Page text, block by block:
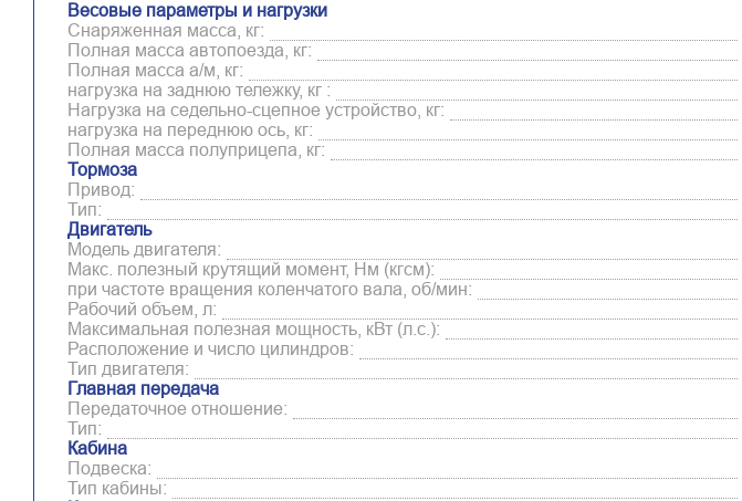
Весовые параметры и нагрузки
Снаряженная масса, кг:
Полная масса автопоезда, кг:
Полная масса а/м, кг:
нагрузка на заднюю тележку, кг :
Нагрузка на седельно-сцепное устройство, кг:
нагрузка на переднюю ось, кг:
Полная масса полуприцепа, кг:
Тормоза
Привод:
Тип:
Двигатель
Модель двигателя:
Макс. полезный крутящий момент, Нм (кгсм):
при частоте вращения коленчатого вала, об/мин:
Рабочий объем, л:
Максимальная полезная мощность, кВт (л.с.):
Расположение и число цилиндров:
Тип двигателя:
Главная передача
Передаточное отношение:
Тип:
Кабина
Подвеска:
Тип кабины: